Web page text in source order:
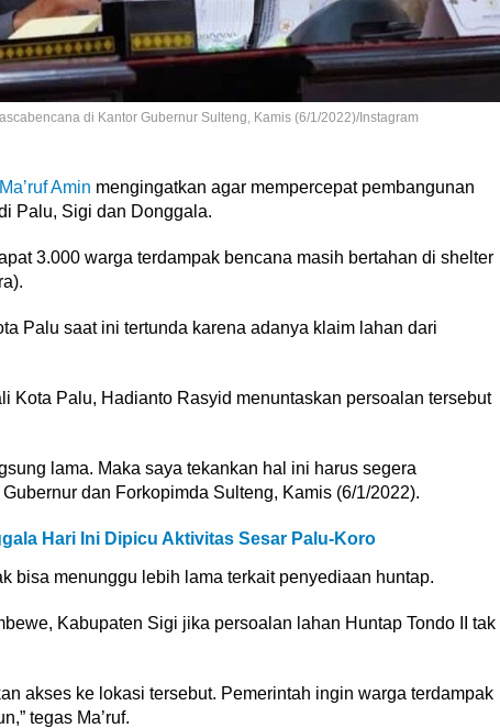
di Kantor Gubernur Sulteng, Kamis (6/1/2022)/Instagram
Ma’ruf Amin mengingatkan agar mempercepat pembangunan
Palu, Sigi dan Donggala.
3.000 warga terdampak bencana masih bertahan di shelter
Palu saat ini tertunda karena adanya klaim lahan dari
Kota Palu, Hadianto Rasyid menuntaskan persoalan tersebut
lama. Maka saya tekankan hal ini harus segera
dan Forkopimda Sulteng, Kamis (6/1/2022).
Hari Ini Dipicu Aktivitas Sesar Palu-Koro
bisa menunggu lebih lama terkait penyediaan huntap.
Kabupaten Sigi jika persoalan lahan Huntap Tondo II tak
akses ke lokasi tersebut. Pemerintah ingin warga terdampak
tegas Ma’ruf.